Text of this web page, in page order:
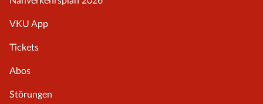
VKU App
Tickets
Abos
Störungen